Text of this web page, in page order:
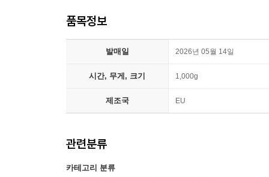
품목정보
발매일 2026년 05월 14일
시간, 무게, 크기 1,000g
제조국 EU
관련분류
카테고리 분류